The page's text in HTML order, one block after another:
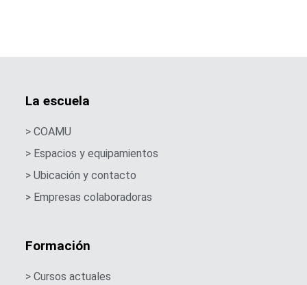
Vídeo clase 13 de mayo de 2025. Primera parte
Vídeo clase 13 de mayo de 2025. Segunda parte
La escuela
> COAMU
> Espacios y equipamientos
> Ubicación y contacto
> Empresas colaboradoras
Formación
> Cursos actuales